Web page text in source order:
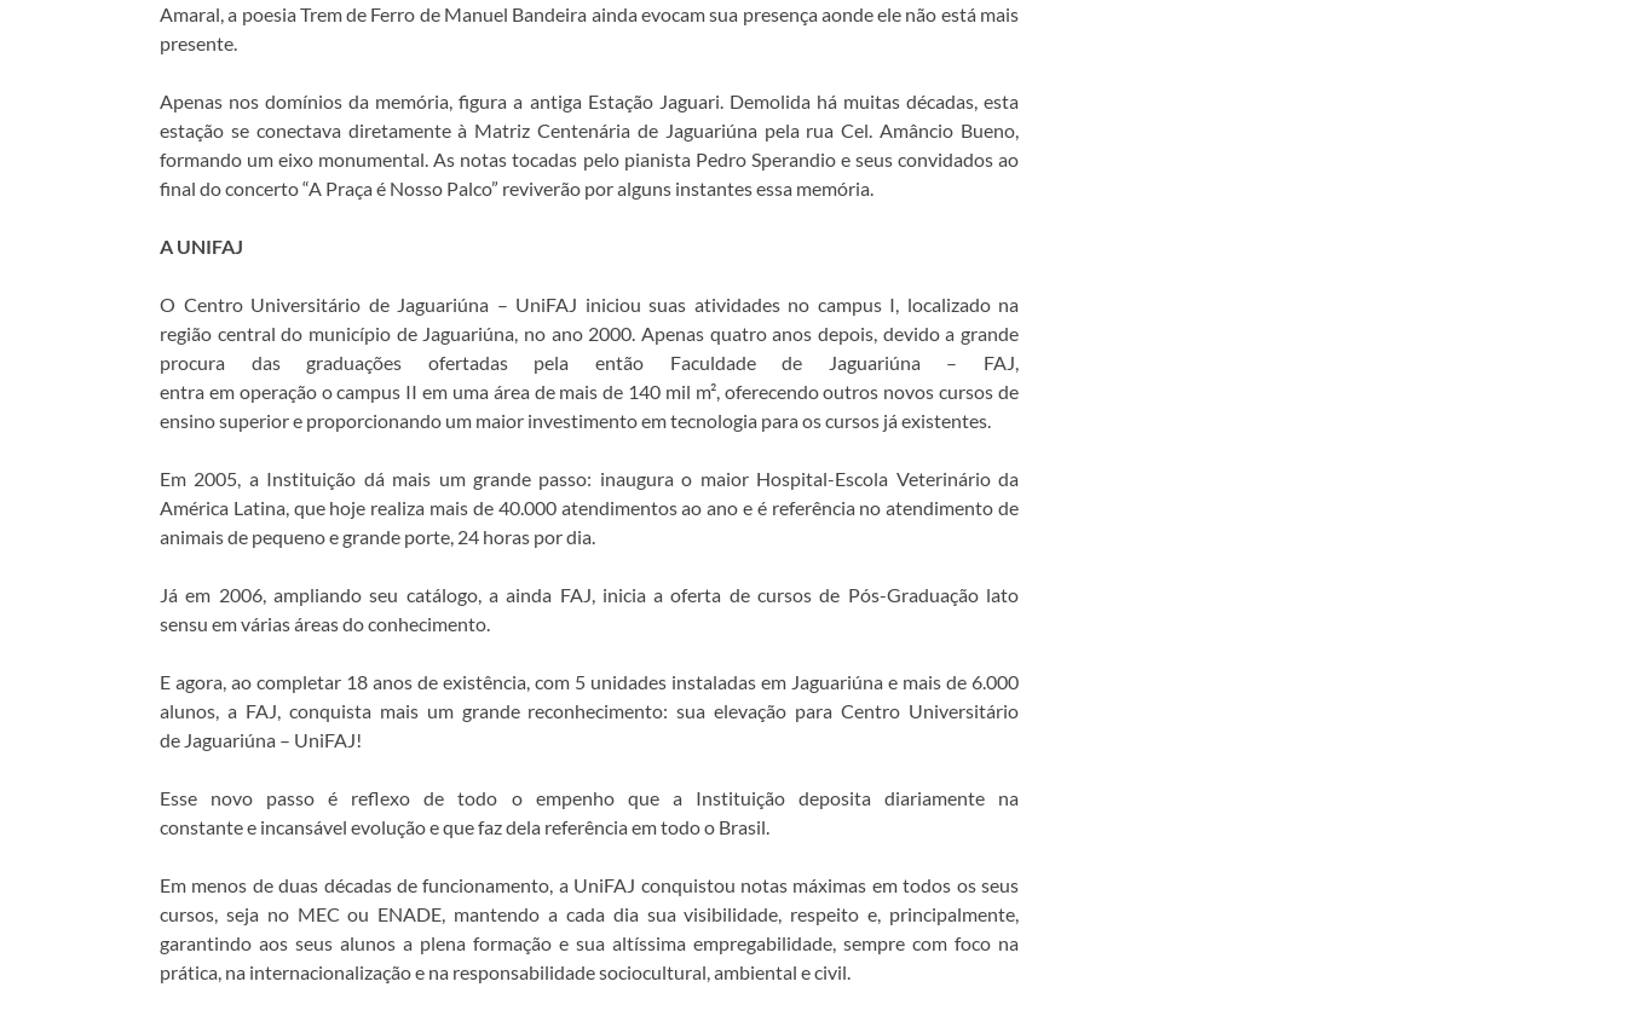
Amaral, a poesia Trem de Ferro de Manuel Bandeira ainda evocam sua presença aonde ele não está mais
presente.
Apenas nos domínios da memória, figura a antiga Estação Jaguari. Demolida há muitas décadas, esta
estação se conectava diretamente à Matriz Centenária de Jaguariúna pela rua Cel. Amâncio Bueno,
formando um eixo monumental. As notas tocadas pelo pianista Pedro Sperandio e seus convidados ao
final do concerto “A Praça é Nosso Palco” reviverão por alguns instantes essa memória.
A UNIFAJ
O Centro Universitário de Jaguariúna – UniFAJ iniciou suas atividades no campus I, localizado na
região central do município de Jaguariúna, no ano 2000. Apenas quatro anos depois, devido a grande
procura das graduações ofertadas pela então Faculdade de Jaguariúna – FAJ,
entra em operação o campus II em uma área de mais de 140 mil m², oferecendo outros novos cursos de
ensino superior e proporcionando um maior investimento em tecnologia para os cursos já existentes.
Em 2005, a Instituição dá mais um grande passo: inaugura o maior Hospital-Escola Veterinário da
América Latina, que hoje realiza mais de 40.000 atendimentos ao ano e é referência no atendimento de
animais de pequeno e grande porte, 24 horas por dia.
Já em 2006, ampliando seu catálogo, a ainda FAJ, inicia a oferta de cursos de Pós-Graduação lato
sensu em várias áreas do conhecimento.
E agora, ao completar 18 anos de existência, com 5 unidades instaladas em Jaguariúna e mais de 6.000
alunos, a FAJ, conquista mais um grande reconhecimento: sua elevação para Centro Universitário
de Jaguariúna – UniFAJ!
Esse novo passo é reflexo de todo o empenho que a Instituição deposita diariamente na
constante e incansável evolução e que faz dela referência em todo o Brasil.
Em menos de duas décadas de funcionamento, a UniFAJ conquistou notas máximas em todos os seus
cursos, seja no MEC ou ENADE, mantendo a cada dia sua visibilidade, respeito e, principalmente,
garantindo aos seus alunos a plena formação e sua altíssima empregabilidade, sempre com foco na
prática, na internacionalização e na responsabilidade sociocultural, ambiental e civil.